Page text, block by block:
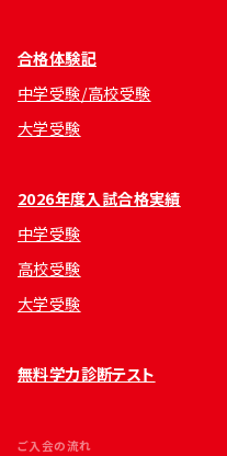
合格体験記
中学受験/高校受験
大学受験
2026年度入試合格実績
中学受験
高校受験
大学受験
無料学力診断テスト
ご入会の流れ